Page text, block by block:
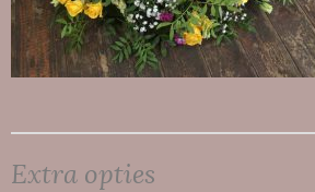
Extra opties